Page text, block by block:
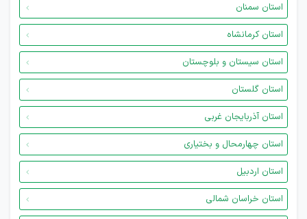
استان سمنان
استان کرمانشاه
استان سیستان و بلوچستان
استان گلستان
استان آذربایجان غربی
استان چهارمحال و بختیاری
استان اردبیل
استان خراسان شمالی